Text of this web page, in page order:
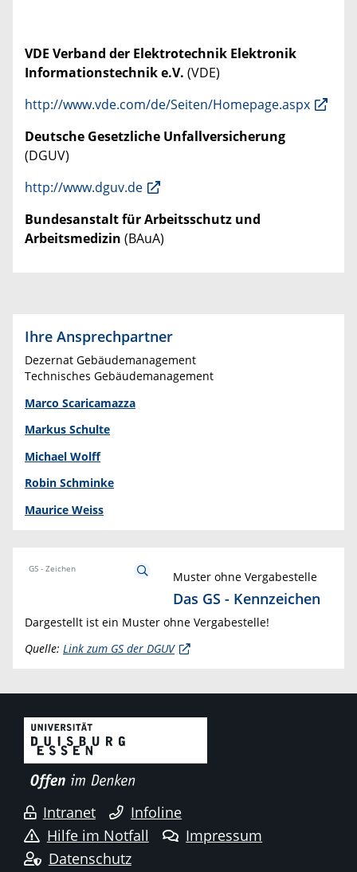
VDE Verband der Elektrotechnik Elektronik
Informationstechnik e.V. (VDE)
http://www.vde.com/de/Seiten/Homepage.aspx
Deutsche Gesetzliche Unfallversicherung
(DGUV)
http://www.dguv.de
Bundesanstalt für Arbeitsschutz und
Arbeitsmedizin (BAuA)
Ihre Ansprechpartner
Dezernat Gebäudemanagement
Technisches Gebäudemanagement
Marco Scaricamazza
Markus Schulte
Michael Wolff
Robin Schminke
Maurice Weiss
GS - Zeichen
Muster ohne Vergabestelle
Das GS - Kennzeichen
Dargestellt ist ein Muster ohne Vergabestelle!
Quelle: Link zum GS der DGUV
Intranet
Infoline
Hilfe im Notfall
Impressum
Datenschutz